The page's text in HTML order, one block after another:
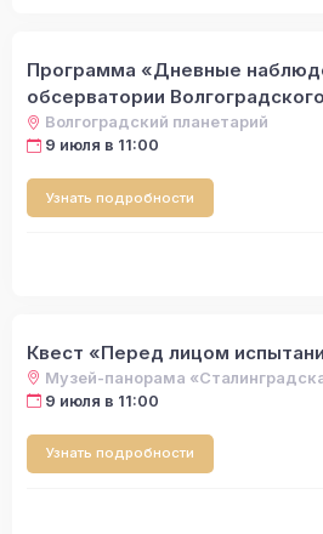
Программа «Дневные
обсерватории
Волгоградский планетарий
9 июля в 11:00
Узнать подробности
Квест «Перед лицом
Музей-панорама
9 июля в 11:00
Узнать подробности